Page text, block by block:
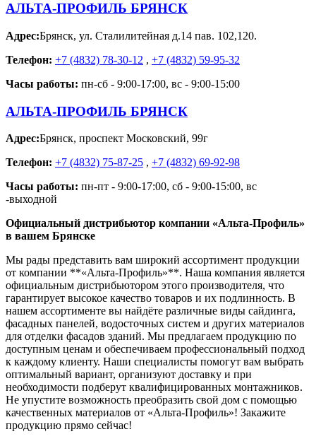
АЛЬТА-ПРОФИЛЬ БРЯНСК
Адрес:Брянск, ул. Сталилитейная д.14 пав. 102,120.
Телефон: +7 (4832) 78-30-12 , +7 (4832) 59-95-32
Часы работы: пн-сб - 9:00-17:00, вс - 9:00-15:00
АЛЬТА-ПРОФИЛЬ БРЯНСК
Адрес:Брянск, проспект Московский, 99г
Телефон: +7 (4832) 75-87-25 , +7 (4832) 69-92-98
Часы работы: пн-пт - 9:00-17:00, сб - 9:00-15:00, вс
-выходной
Официальный дистрибьютор компании «Альта-Профиль»
в вашем Брянске
Мы рады представить вам широкий ассортимент продукции
от компании **«Альта-Профиль»**. Наша компания является
официальным дистрибьютором этого производителя, что
гарантирует высокое качество товаров и их подлинность. В
нашем ассортименте вы найдёте различные виды сайдинга,
фасадных панелей, водосточных систем и других материалов
для отделки фасадов зданий. Мы предлагаем продукцию по
доступным ценам и обеспечиваем профессиональный подход
к каждому клиенту. Наши специалисты помогут вам выбрать
оптимальный вариант, организуют доставку и при
необходимости подберут квалифицированных монтажников.
Не упустите возможность преобразить свой дом с помощью
качественных материалов от «Альта-Профиль»! Закажите
продукцию прямо сейчас!